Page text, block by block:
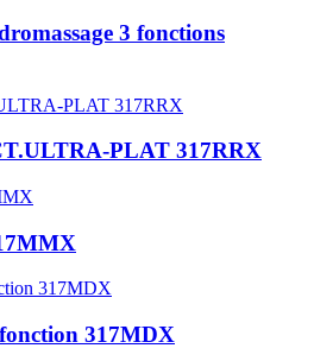
3 fonctions
PLAT 317RRX
317MDX